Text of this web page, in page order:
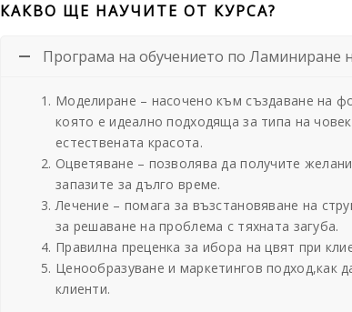
КАКВО ЩЕ НАУЧИТЕ ОТ КУРСА?
Програма на обучението по Ламиниране
Моделиране – насочено към създаване на
която е идеално подходяща за типа на
естествената красота.
Оцветяване – позволява да получите
запазите за дълго време.
Лечение – помага за възстановяване на
за решаване на проблема с тяхната загуба.
Правилна преценка за ибора на цвят при
Ценообразуване и маркетингов подход,как
клиенти.